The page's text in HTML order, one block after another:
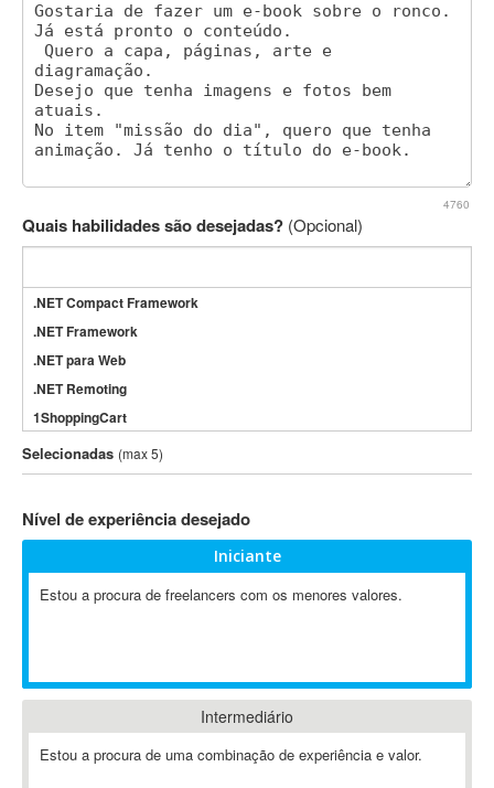
4760
Quais habilidades são desejadas? (Opcional)
.NET Compact Framework
.NET Framework
.NET para Web
.NET Remoting
1ShoppingCart
3DS Max
3GSM
802.11
A-GPS
ABAP
Abaqus
ABBYY FineReader
Selecionadas (max 5)
Nível de experiência desejado
Iniciante
Estou a procura de freelancers com os menores valores.
Intermediário
Estou a procura de uma combinação de experiência e valor.